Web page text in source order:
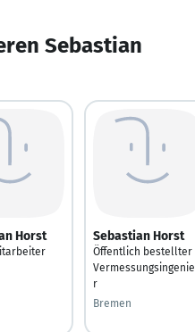
Sebastian
Horst Sebastian Horst
Öffentlich bestellter
r
Bremen